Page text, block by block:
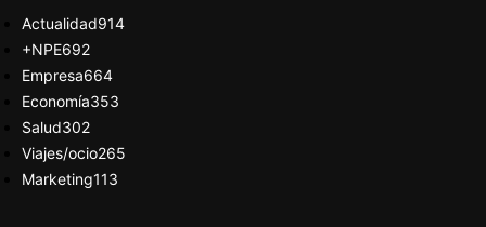
Actualidad914
+NPE692
Empresa664
Economía353
Salud302
Viajes/ocio265
Marketing113